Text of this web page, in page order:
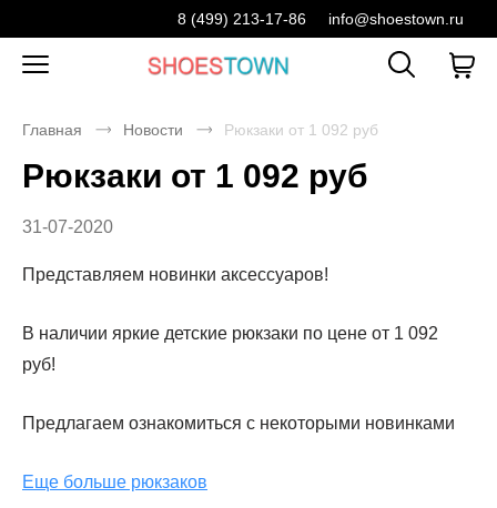
8 (499) 213-17-86 info@shoestown.ru
Главная Новости Рюкзаки от 1 092 руб
Рюкзаки от 1 092 руб
31-07-2020
Представляем новинки аксессуаров!
В наличии яркие детские рюкзаки по цене от 1 092
руб!
Предлагаем ознакомиться с некоторыми новинками
Еще больше рюкзаков